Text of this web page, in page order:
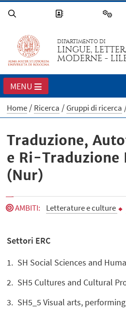
DIPARTIMENTO DI
LINGUE,
MODERNE -
MENU
Home Ricerca Gruppi di ricerca
Traduzione,
e Ri-Traduzione
(Nur)
AMBITI: Letterature e culture
Settori ERC
SH Social Sciences and
SH5 Cultures and Cultural
SH5_5 Visual arts,